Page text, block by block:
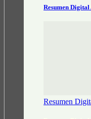
Resumen
Resumen